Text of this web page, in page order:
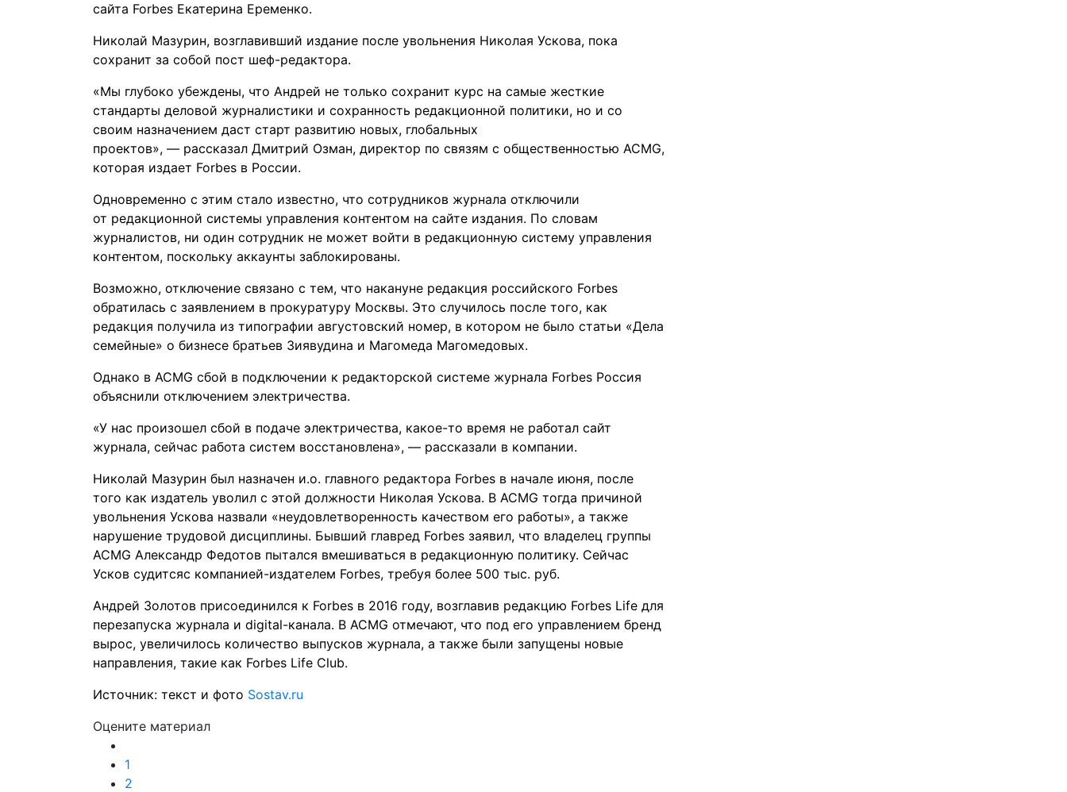
сайта Forbes Екатерина Еременко.
Николай Мазурин, возглавивший издание после увольнения Николая Ускова, пока
сохранит за собой пост шеф-редактора.
«Мы глубоко убеждены, что Андрей не только сохранит курс на самые жесткие
стандарты деловой журналистики и сохранность редакционной политики, но и со
своим назначением даст старт развитию новых, глобальных
проектов», — рассказал Дмитрий Озман, директор по связям с общественностью ACMG,
которая издает Forbes в России.
Одновременно с этим стало известно, что сотрудников журнала отключили
от редакционной системы управления контентом на сайте издания. По словам
журналистов, ни один сотрудник не может войти в редакционную систему управления
контентом, поскольку аккаунты заблокированы.
Возможно, отключение связано с тем, что накануне редакция российского Forbes
обратилась с заявлением в прокуратуру Москвы. Это случилось после того, как
редакция получила из типографии августовский номер, в котором не было статьи «Дела
семейные» о бизнесе братьев Зиявудина и Магомеда Магомедовых.
Однако в ACMG сбой в подключении к редакторской системе журнала Forbes Россия
объяснили отключением электричества.
«У нас произошел сбой в подаче электричества, какое-то время не работал сайт
журнала, сейчас работа систем восстановлена», — рассказали в компании.
Николай Мазурин был назначен и.о. главного редактора Forbes в начале июня, после
того как издатель уволил с этой должности Николая Ускова. В ACMG тогда причиной
увольнения Ускова назвали «неудовлетворенность качеством его работы», а также
нарушение​ трудовой дисциплины. Бывший главред Forbes заявил, что владелец группы
ACMG Александр Федотов пытался вмешиваться в редакционную политику. Сейчас
Усков судитсяс компанией-издателем Forbes, требуя более 500 тыс. руб.
Андрей Золотов присоединился к Forbes в 2016 году, возглавив редакцию Forbes Life для
перезапуска журнала и digital-канала. В ACMG отмечают, что под его управлением бренд
вырос, увеличилось количество выпусков журнала, а также были запущены новые
направления, такие как Forbes Life Club.
Источник: текст и фото Sostav.ru
Оцените материал
1
2